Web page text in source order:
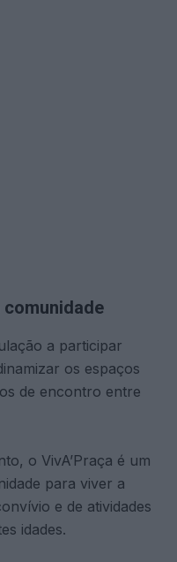
a participar
os espaços
de encontro entre
o VivA’Praça é um
para viver a
e de atividades
idades.